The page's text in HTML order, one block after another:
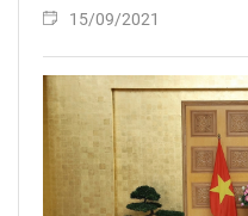
15/09/2021